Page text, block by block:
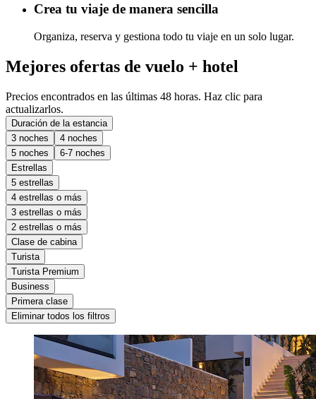
Crea tu viaje de manera sencilla
Organiza, reserva y gestiona todo tu viaje en un solo lugar.
Mejores ofertas de vuelo + hotel
Precios encontrados en las últimas 48 horas. Haz clic para
actualizarlos.
Duración de la estancia
3 noches
4 noches
5 noches
6-7 noches
Estrellas
5 estrellas
4 estrellas o más
3 estrellas o más
2 estrellas o más
Clase de cabina
Turista
Turista Premium
Business
Primera clase
Eliminar todos los filtros